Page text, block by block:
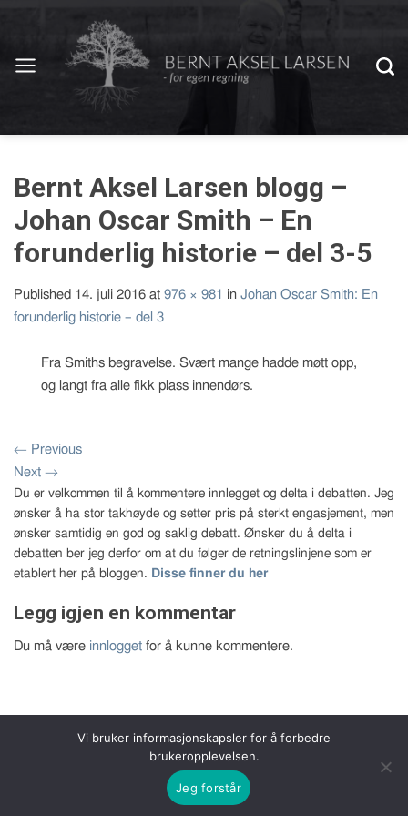
Bernt Aksel Larsen blogg –
Johan Oscar Smith – En
forunderlig historie – del 3-5
Published 14. juli 2016 at 976 × 981 in Johan Oscar Smith: En
forunderlig historie – del 3
Fra Smiths begravelse. Svært mange hadde møtt opp,
og langt fra alle fikk plass innendørs.
← Previous
Next →
Du er velkommen til å kommentere innlegget og delta i debatten. Jeg
ønsker å ha stor takhøyde og setter pris på sterkt engasjement, men
ønsker samtidig en god og saklig debatt. Ønsker du å delta i
debatten ber jeg derfor om at du følger de retningslinjene som er
etablert her på bloggen. Disse finner du her
Legg igjen en kommentar
Du må være innlogget for å kunne kommentere.
Copyright 2026 © Bernt Aksel Larsen
Vi bruker informasjonskapsler for å forbedre
brukeropplevelsen.
Jeg forstår